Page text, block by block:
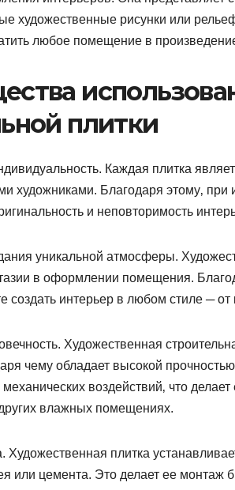
художественные рисунки или
любое помещение в
плитки
Каждая плитка
художниками.​ Благодаря этому‚ при
и неповторимость
уникальной атмосферы.​
в оформлении помещения.​
создать интерьер в любом стиле ─ от
Художественная
чему обладает высокой
воздействий‚ что
влажных помещениях.​
Художественная плитка
или цемента.​ Это делает ее монтаж